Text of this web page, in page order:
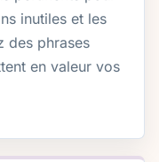
inutiles et les
des phrases
en valeur vos